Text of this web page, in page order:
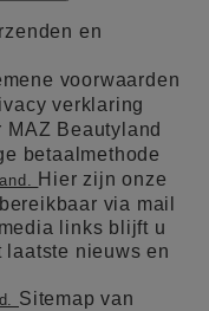
en
voorwaarden
verklaring
MAZ Beautyland
betaalmethode
Hier zijn onze
via mail
links blijft u
nieuws en
Sitemap van